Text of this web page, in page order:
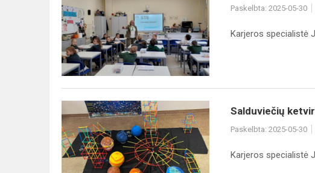
Paskelbta: 2025-05-30
Karjeros specialistė
Salduviečių
Paskelbta: 2025-05-30
Karjeros specialistė